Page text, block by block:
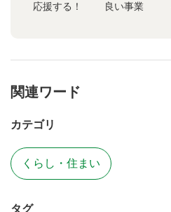
応援する！ 良い事業
関連ワード
カテゴリ
くらし・住まい
タグ